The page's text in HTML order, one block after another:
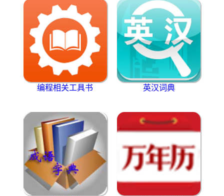
编程相关工具书 英汉词典